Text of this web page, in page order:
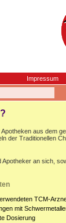
Impressum
aus dem
der Traditionellen
an sich,
TCM-
mit
Dosierung